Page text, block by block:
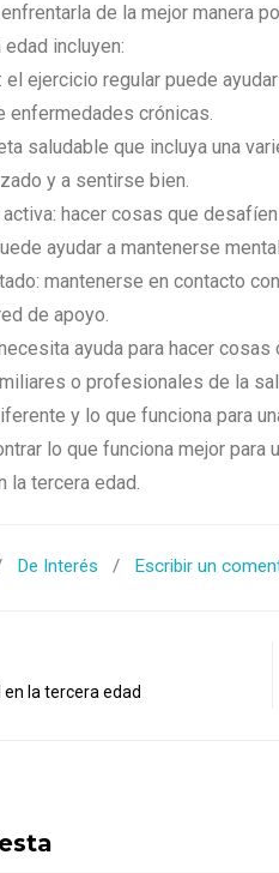
de la mejor manera
incluyen:
ejercicio regular puede
enfermedades crónicas.
saludable que incluya una
y a sentirse bien.
hacer cosas que
ayudar a mantenerse
mantenerse en contacto
de apoyo.
ayuda para hacer
o profesionales de la
y lo que funciona para
lo que funciona mejor
la tercera edad.
De Interés / Escribir un
la tercera edad